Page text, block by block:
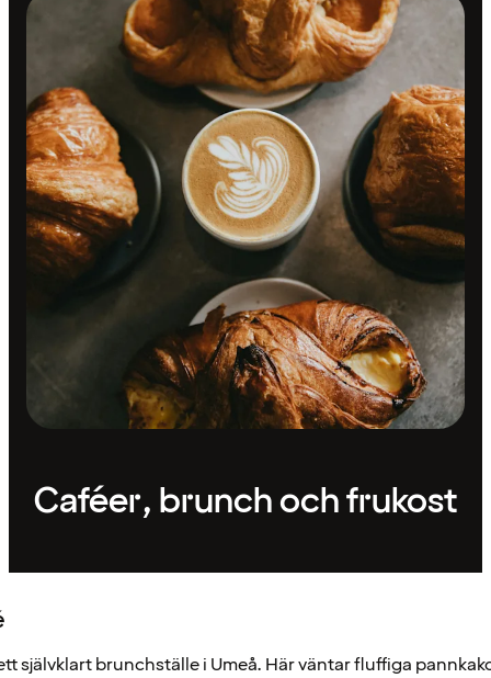
Caféer, brunch och frukost
självklart brunchställe i Umeå. Här väntar fluffiga